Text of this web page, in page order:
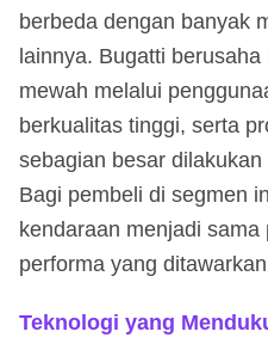
berbeda dengan banyak
lainnya. Bugatti
mewah melalui
berkualitas tinggi, serta
sebagian besar
Bagi pembeli di segmen
kendaraan menjadi sama
performa yang
Teknologi yang